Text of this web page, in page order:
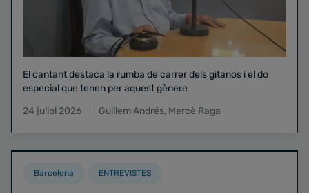
El cantant destaca la rumba de carrer dels gitanos i el do
especial que tenen per aquest gènere
24 juliol 2026
Guillem Andrés, Mercè Raga
Barcelona ENTREVISTES